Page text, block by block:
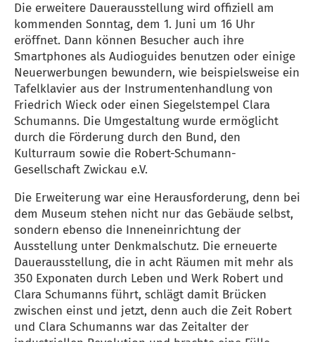
Die erweitere Dauerausstellung wird offiziell am
kommenden Sonntag, dem 1. Juni um 16 Uhr
eröffnet. Dann können Besucher auch ihre
Smartphones als Audioguides benutzen oder einige
Neuerwerbungen bewundern, wie beispielsweise ein
Tafelklavier aus der Instrumentenhandlung von
Friedrich Wieck oder einen Siegelstempel Clara
Schumanns. Die Umgestaltung wurde ermöglicht
durch die Förderung durch den Bund, den
Kulturraum sowie die Robert-Schumann-
Gesellschaft Zwickau e.V.
Die Erweiterung war eine Herausforderung, denn bei
dem Museum stehen nicht nur das Gebäude selbst,
sondern ebenso die Inneneinrichtung der
Ausstellung unter Denkmalschutz. Die erneuerte
Dauerausstellung, die in acht Räumen mit mehr als
350 Exponaten durch Leben und Werk Robert und
Clara Schumanns führt, schlägt damit Brücken
zwischen einst und jetzt, denn auch die Zeit Robert
und Clara Schumanns war das Zeitalter der